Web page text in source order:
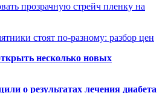
прозрачную стрейч пленку на
стоят по-разному: разбор цен
несколько новых
о результатах лечения диабета